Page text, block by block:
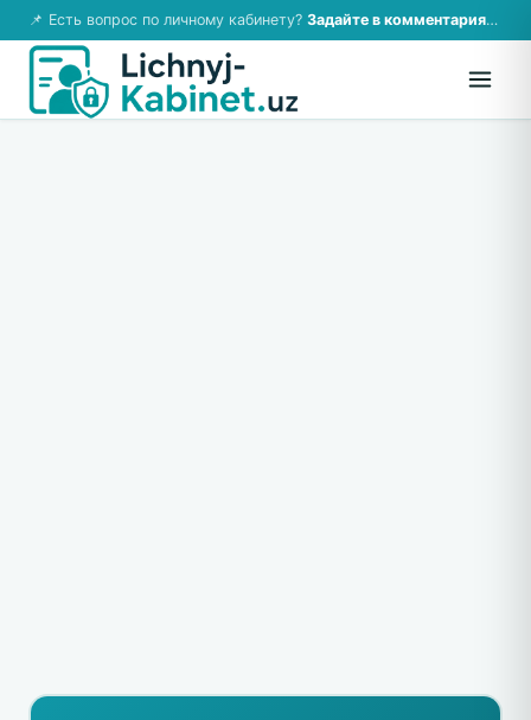
📌 Есть вопрос по личному кабинету? Задайте в комментариях — ответим!